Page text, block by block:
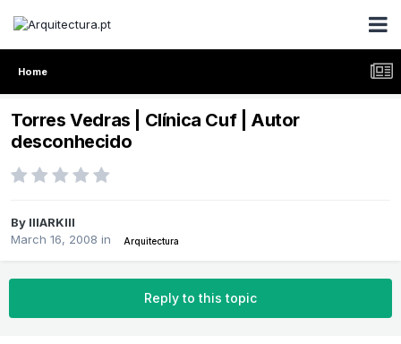
Home
Torres Vedras | Clínica Cuf | Autor
desconhecido
By lllARKlll
March 16, 2008 in Arquitectura
Reply to this topic